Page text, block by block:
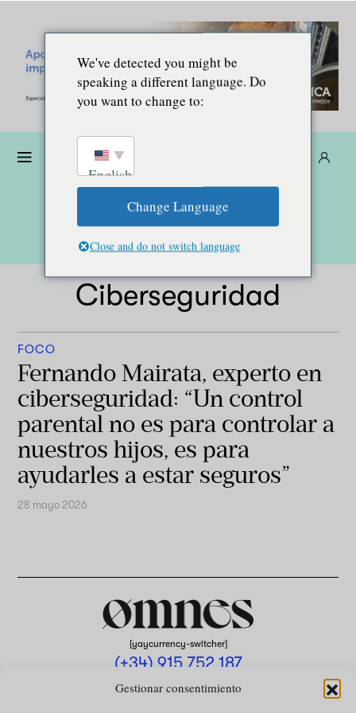
Gestionar consentimiento
Ciberseguridad
FOCO
Fernando Mairata, experto en
ciberseguridad: “Un control
parental no es para controlar a
nuestros hijos, es para
ayudarles a estar seguros”
28 mayo 2026
[yaycurrency-switcher]
(+34) 915 752 187
omnes@omnesmag.com
We've detected you might be
speaking a different language. Do
you want to change to:
English
Change Language
Close and do not switch language